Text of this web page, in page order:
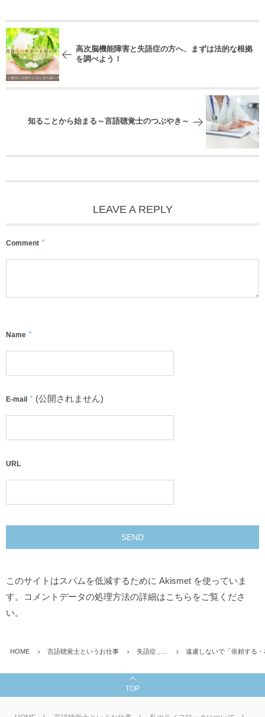
高次脳機能障害と失語症の方へ、まずは法的な根拠
を調べよう！
知ることから始まる～言語聴覚士のつぶやき～
LEAVE A REPLY
Comment *
Name *
E-mail * (公開されません)
URL
このサイトはスパムを低減するために Akismet を使っていま
す。
コメントデータの処理方法の詳細はこちらをご覧くださ
い。
HOME 言語聴覚士というお仕事 失語症 , … 遠慮しないで「依頼する
TOP